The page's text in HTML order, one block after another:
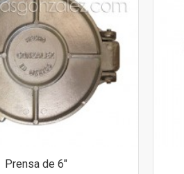
Prensa de 6"